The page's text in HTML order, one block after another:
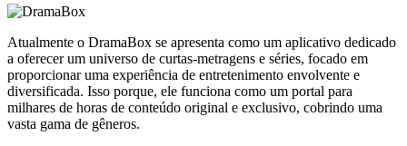
Atualmente o DramaBox se apresenta como um aplicativo dedicado
a oferecer um universo de curtas-metragens e séries, focado em
proporcionar uma experiência de entretenimento envolvente e
diversificada. Isso porque, ele funciona como um portal para
milhares de horas de conteúdo original e exclusivo, cobrindo uma
vasta gama de gêneros.